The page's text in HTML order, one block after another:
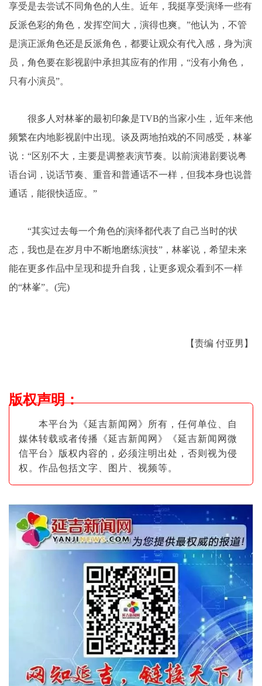
享受是去尝试不同角色的人生。近年，我挺享受演绎一些有
反派色彩的角色，发挥空间大，演得也爽。”他认为，不管
是演正派角色还是反派角色，都要让观众有代入感，身为演
员，角色要在影视剧中承担其应有的作用，“没有小角色，
只有小演员”。
很多人对林峯的最初印象是TVB的当家小生，近年来他
频繁在内地影视剧中出现。谈及两地拍戏的不同感受，林峯
说：“区别不大，主要是调整表演节奏。以前演港剧要说粤
语台词，说话节奏、重音和普通话不一样，但我本身也说普
通话，能很快适应。”
“其实过去每一个角色的演绎都代表了自己当时的状
态，我也是在岁月中不断地磨练演技”，林峯说，希望未来
能在更多作品中呈现和提升自我，让更多观众看到不一样
的“林峯”。(完)
【责编 付亚男】
版权声明：
本平台为《延吉新闻网》所有，任何单位、自
媒体转载或者传播《延吉新闻网》《延吉新闻网微
信平台》版权内容的，必须注明出处，否则视为侵
权。作品包括文字、图片 、视频等。